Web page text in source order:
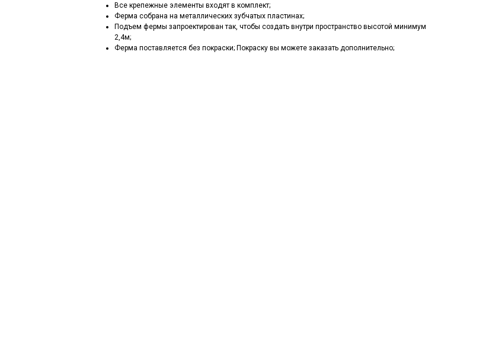
Все крепежные элементы входят в комплект;
Ферма собрана на металлических зубчатых пластинах;
Подъем фермы запроектирован так, чтобы создать внутри пространство высотой минимум
2,4м;
Ферма поставляется без покраски; Покраску вы можете заказать дополнительно;